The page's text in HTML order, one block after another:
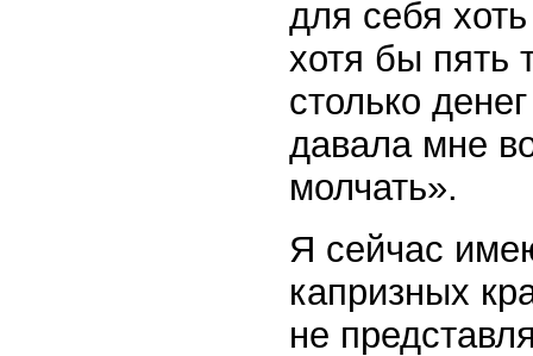
для себя
хотя бы пять
столько
давала мне
молчать».
Я сейчас
капризных
не